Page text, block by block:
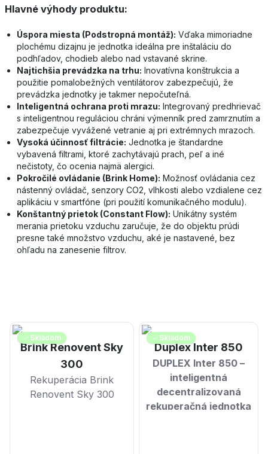
Hlavné výhody produktu:
Úspora miesta (Podstropná montáž): Vďaka mimoriadne
plochému dizajnu je jednotka ideálna pre inštaláciu do
podhľadov, chodieb alebo nad vstavané skrine.
Najtichšia prevádzka na trhu: Inovatívna konštrukcia a
použitie pomalobežných ventilátorov zabezpečujú, že
prevádzka jednotky je takmer nepočuteľná.
Inteligentná ochrana proti mrazu: Integrovaný predhrievač
s inteligentnou reguláciou chráni výmenník pred zamrznutím a
zabezpečuje vyvážené vetranie aj pri extrémnych mrazoch.
Vysoká účinnosť filtrácie: Jednotka je štandardne
vybavená filtrami, ktoré zachytávajú prach, peľ a iné
nečistoty, čo ocenia najmä alergici.
Pokročilé ovládanie (Brink Home): Možnosť ovládania cez
nástenný ovládač, senzory CO2, vlhkosti alebo vzdialene cez
aplikáciu v smartfóne (pri použití komunikačného modulu).
Konštantný prietok (Constant Flow): Unikátny systém
merania prietoku vzduchu zaručuje, že do objektu prúdi
presne také množstvo vzduchu, aké je nastavené, bez
ohľadu na zanesenie filtrov.
Skladom
Brink Renovent Sky
300
Rekuperácia Brink
Renovent Sky 300
Skladom
Duplex Inter 850
DUPLEX Inter 850 –
inteligentná
decentralizovaná
rekuperačná jednotka